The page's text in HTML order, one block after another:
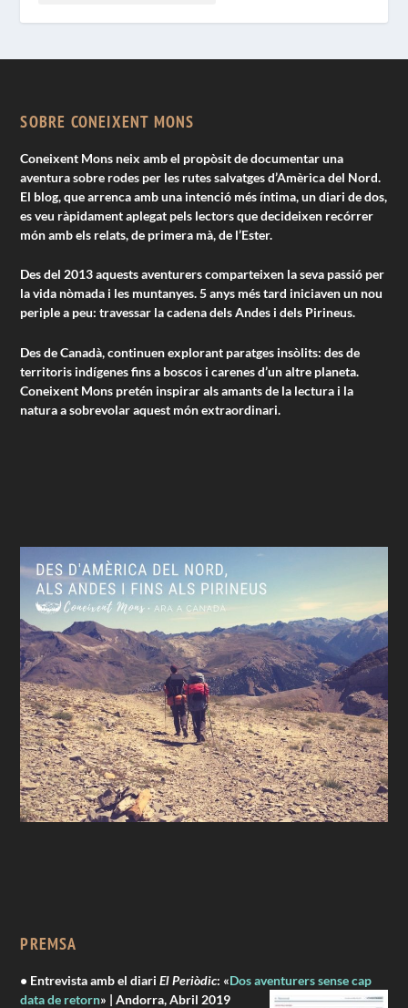
SOBRE CONEIXENT MONS
Coneixent Mons neix amb el propòsit de documentar una
aventura sobre rodes per les rutes salvatges d’Amèrica del Nord.
El blog, que arrenca amb una intenció més íntima, un diari de dos,
es veu ràpidament aplegat pels lectors que decideixen recórrer
món amb els relats, de primera mà, de l’Ester.
Des del 2013 aquests aventurers comparteixen la seva passió per
la vida nòmada i les muntanyes. 5 anys més tard iniciaven un nou
periple a peu: travessar la cadena dels Andes i dels Pirineus.
Des de Canadà, continuen explorant paratges insòlits: des de
territoris indígenes fins a boscos i carenes d’un altre planeta.
Coneixent Mons pretén inspirar als amants de la lectura i la
natura a sobrevolar aquest món extraordinari.
PREMSA
• Entrevista amb el diariEl Periòdic: «Dos aventurers sense cap
data de retorn» | Andorra, Abril 2019